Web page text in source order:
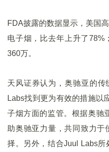
FDA披露的数据显示，美国
电子烟，比去年上升了78%
360万。
天风证券认为，奥驰亚的传
Labs找到更为有效的措施以
子烟方面的监管。根据奥驰
助奥驰亚力量，共同致力
择。另外，结合Juul Labs